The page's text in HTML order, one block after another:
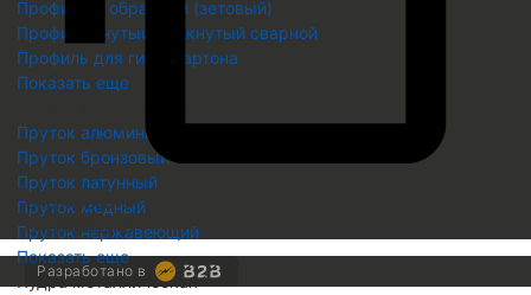
Профиль Z образный (зетовый)
Профиль гнутый замкнутый сварной
Профиль для гипсокартона
Показать еще
Пруток алюминиевый
Пруток бронзовый
Пруток латунный
Пруток медный
Пруток нержавеющий
Показать еще
Пудра металлическая
Скопировать
Скопировано
Разработано в